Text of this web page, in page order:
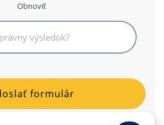
Obnoviť